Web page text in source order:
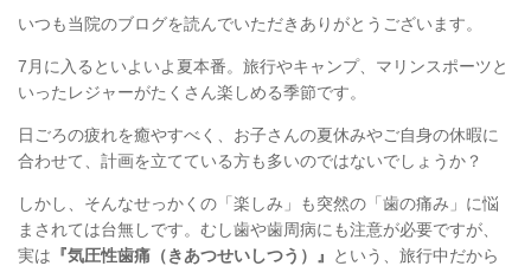
いつも当院のブログを読んでいただきありがとうございます。
7月に入るといよいよ夏本番。旅行やキャンプ、マリンスポーツと
いったレジャーがたくさん楽しめる季節です。
日ごろの疲れを癒やすべく、お子さんの夏休みやご自身の休暇に
合わせて、計画を立てている方も多いのではないでしょうか？
しかし、そんなせっかくの「楽しみ」も突然の「歯の痛み」に悩
まされては台無しです。むし歯や歯周病にも注意が必要ですが、
実は 『気圧性歯痛（きあつせいしつう）』
という、旅行中だから